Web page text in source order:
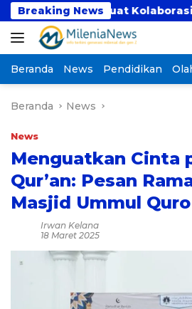
Langsung
ke
konten
Breaking News
Perkuat Kolaborasi Akademik
Beranda News Pendidikan
Beranda News
News
Menguatkan Cinta
Qur’an: Pesan
Masjid Ummul
Irwan Kelana
18 Maret 2025